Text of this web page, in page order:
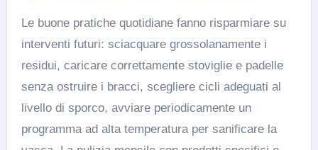
Le buone pratiche quotidiane fanno risparmiare su
interventi futuri: sciacquare grossolanamente i
residui, caricare correttamente stoviglie e padelle
senza ostruire i bracci, scegliere cicli adeguati al
livello di sporco, avviare periodicamente un
programma ad alta temperatura per sanificare la